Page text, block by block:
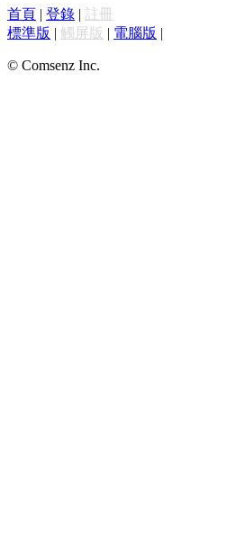
首頁 | 登錄 | 註冊
標準版 | 觸屏版 | 電腦版 |
© Comsenz Inc.